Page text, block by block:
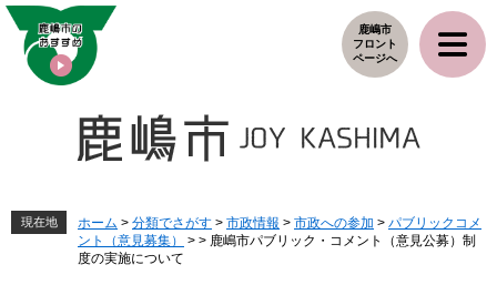
ペ
メ
鹿嶋市
フロント
ページへ
現在地 ホーム > 分類でさがす > 市政情報 > 市政への参加 > パブリックコメ
ント（意見募集）
> > 鹿嶋市パブリック・コメント（意見公募）制
度の実施について